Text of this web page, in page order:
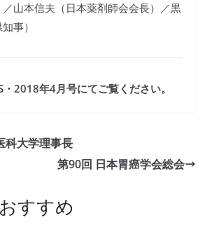
山本信夫（日本薬剤師会会長）／黒
事）
2018年4月号にてご覧ください。
科大学理事長
第90回 日本胃癌学会総会
すすめ